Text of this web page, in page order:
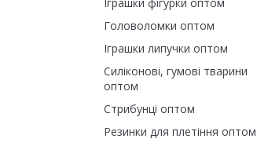
Головоломки оптом
Іграшки липучки оптом
Силіконові, гумові тварини
оптом
Стрибунці оптом
Резинки для плетіння оптом